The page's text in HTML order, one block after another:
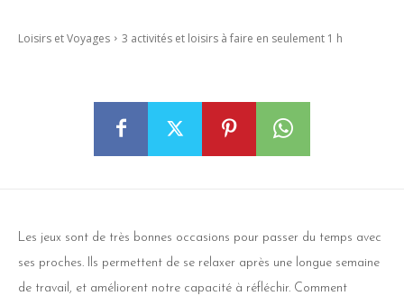
Loisirs et Voyages 3 activités et loisirs à faire en seulement 1 h
Les jeux sont de très bonnes occasions pour passer du temps avec
ses proches. Ils permettent de se relaxer après une longue semaine
de travail, et améliorent notre capacité à réfléchir. Comment